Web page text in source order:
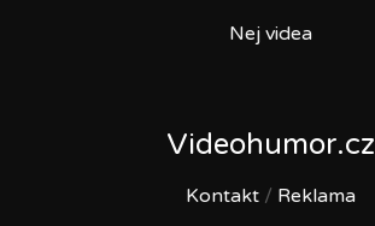
Nej videa
Videohumor.cz
Kontakt/ Reklama